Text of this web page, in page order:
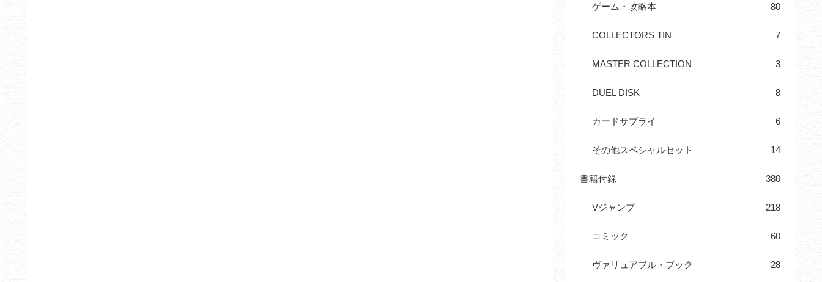
ゲーム・攻略本 80
COLLECTORS TIN 7
MASTER COLLECTION 3
DUEL DISK 8
カードサプライ 6
その他スペシャルセット 14
書籍付録 380
Vジャンプ 218
コミック 60
ヴァリュアブル・ブック 28